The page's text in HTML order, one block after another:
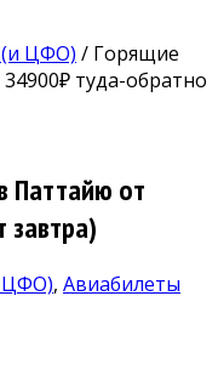
ЦФО) / Горящие
туда-обратно
Паттайю от
завтра)
ЦФО), Авиабилеты